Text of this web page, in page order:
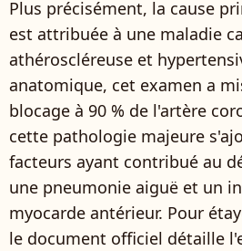
Plus précisément, la cause
est attribuée à une maladie
athéroscléreuse et
anatomique, cet examen a
blocage à 90 % de l'artère
cette pathologie majeure
facteurs ayant contribué au
une pneumonie aiguë et un
myocarde antérieur. Pour
le document officiel détaille